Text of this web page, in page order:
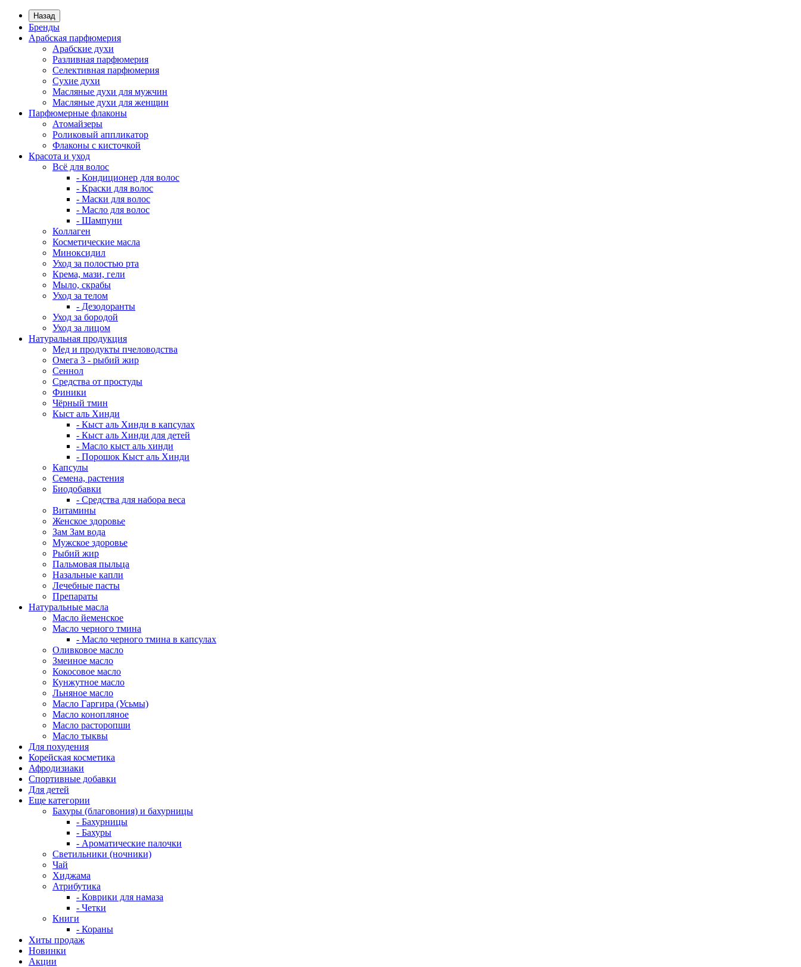
Назад
Бренды
Арабская парфюмерия
Арабские духи
Разливная парфюмерия
Селективная парфюмерия
Сухие духи
Масляные духи для мужчин
Масляные духи для женщин
Парфюмерные флаконы
Атомайзеры
Роликовый аппликатор
Флаконы с кисточкой
Красота и уход
Всё для волос
- Кондиционер для волос
- Краски для волос
- Маски для волос
- Масло для волос
- Шампуни
Коллаген
Косметические масла
Миноксидил
Уход за полостью рта
Крема, мази, гели
Мыло, скрабы
Уход за телом
- Дезодоранты
Уход за бородой
Уход за лицом
Натуральная продукция
Мед и продукты пчеловодства
Омега 3 - рыбий жир
Сеннол
Средства от простуды
Финики
Чёрный тмин
Кыст аль Хинди
- Кыст аль Хинди в капсулах
- Кыст аль Хинди для детей
- Масло кыст аль хинди
- Порошок Кыст аль Хинди
Капсулы
Семена, растения
Биодобавки
- Средства для набора веса
Витамины
Женское здоровье
Зам Зам вода
Мужское здоровье
Рыбий жир
Пальмовая пыльца
Назальные капли
Лечебные пасты
Препараты
Натуральные масла
Масло йеменское
Масло черного тмина
- Масло черного тмина в капсулах
Оливковое масло
Змеиное масло
Кокосовое масло
Кунжутное масло
Льняное масло
Масло Гаргира (Усьмы)
Масло конопляное
Масло расторопши
Масло тыквы
Для похудения
Корейская косметика
Афродизиаки
Спортивные добавки
Для детей
Еще категории
Бахуры (благовония) и бахурницы
- Бахурницы
- Бахуры
- Ароматические палочки
Светильники (ночники)
Чай
Хиджама
Атрибутика
- Коврики для намаза
- Четки
Книги
- Кораны
Хиты продаж
Новинки
Акции